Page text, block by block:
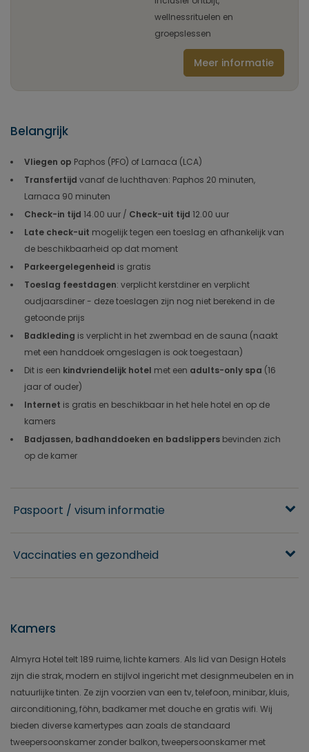
wellnessrituelen en
groepslessen
Meer informatie
Belangrijk
Vliegen op Paphos (PFO) of Larnaca (LCA)
Transfertijd vanaf de luchthaven: Paphos 20 minuten,
Larnaca 90 minuten
Check-in tijd 14.00 uur / Check-uit tijd 12.00 uur
Late check-uit mogelijk tegen een toeslag en afhankelijk van
de beschikbaarheid op dat moment
Parkeergelegenheid is gratis
Toeslag feestdagen: verplicht kerstdiner en verplicht
oudjaarsdiner - deze toeslagen zijn nog niet berekend in de
getoonde prijs
Badkleding is verplicht in het zwembad en de sauna (naakt
met een handdoek omgeslagen is ook toegestaan)
Dit is een kindvriendelijk hotel met een adults-only spa (16
jaar of ouder)
Internet is gratis en beschikbaar in het hele hotel en op de
kamers
Badjassen, badhanddoeken en badslippers bevinden zich
op de kamer
Paspoort / visum informatie
Vaccinaties en gezondheid
Kamers
Almyra Hotel telt 189 ruime, lichte kamers. Als lid van Design Hotels
zijn die strak, modern en stijlvol ingericht met designmeubelen en in
natuurlijke tinten. Ze zijn voorzien van een tv, telefoon, minibar, kluis,
airconditioning, föhn, badkamer met douche en gratis wifi. Wij
bieden diverse kamertypes aan zoals de standaard
tweepersoonskamer zonder balkon, tweepersoonskamer met